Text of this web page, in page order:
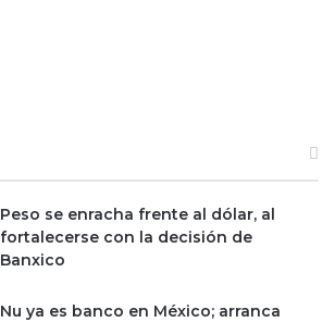
Peso se enracha frente al dólar, al
fortalecerse con la decisión de
Banxico
Nu ya es banco en México; arranca